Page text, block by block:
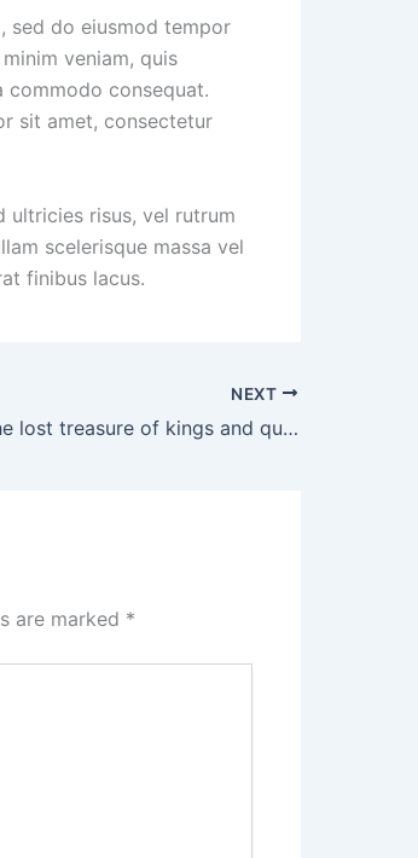
sed do eiusmod tempor
veniam, quis
consequat.
sit amet, consectetur
ultricies risus, vel rutrum
scelerisque massa vel
finibus lacus.
NEXT
The lost treasure of kings and queens of Golden Kingdom
are marked *